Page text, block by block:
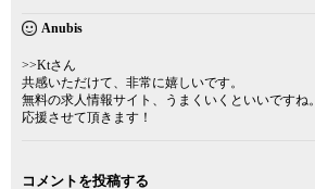
Anubis
>>Ktさん
共感いただけて、非常に嬉しいです。
無料の求人情報サイト、うまくいくといいですね。
応援させて頂きます！
コメントを投稿する